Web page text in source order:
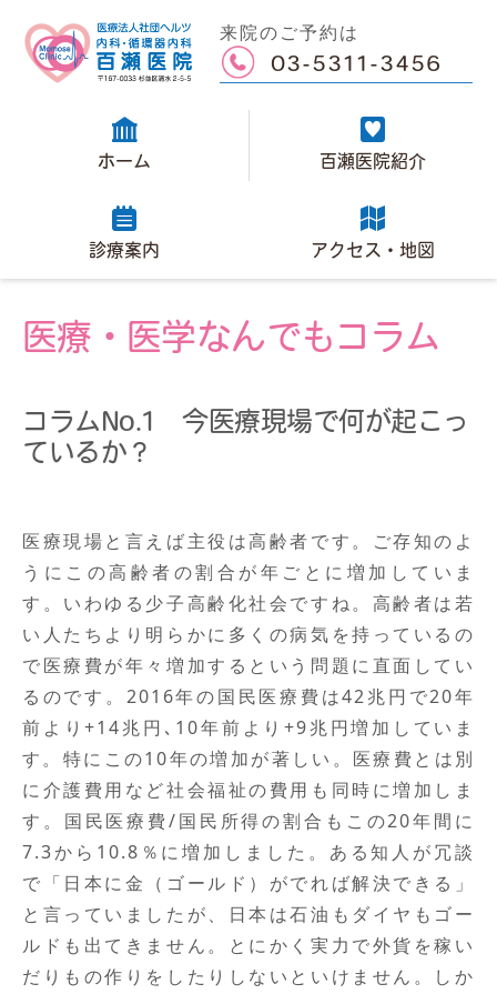
来院のご予約は
03-5311-3456
ホーム 百瀬医院紹介
診療案内 アクセス・地図
医療・医学なんでもコラム
コラムNo.1 今医療現場で何が起こっ
ているか？
医療現場と言えば主役は高齢者です。ご存知のよ
うにこの高齢者の割合が年ごとに増加していま
す。いわゆる少子高齢化社会ですね。高齢者は若
い人たちより明らかに多くの病気を持っているの
で医療費が年々増加するという問題に直面してい
るのです。2016年の国民医療費は42兆円で20年
前より+14兆円､10年前より+9兆円増加していま
す。特にこの10年の増加が著しい。医療費とは別
に介護費用など社会福祉の費用も同時に増加しま
す。国民医療費/国民所得の割合もこの20年間に
7.3から10.8％に増加しました。ある知人が冗談
で「日本に金（ゴールド）がでれば解決できる」
と言っていましたが、日本は石油もダイヤもゴー
ルドも出てきません。とにかく実力で外貨を稼い
だりもの作りをしたりしないといけません。しか